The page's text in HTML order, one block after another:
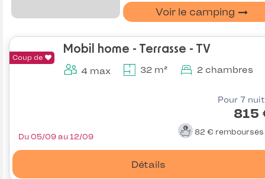
Voir le camping
Coup de
Mobil home - Terrasse - TV
4 max 32 m² 2 chambres
Pour 7
815
82 € remboursés
Détails
Du 05/09 au 12/09